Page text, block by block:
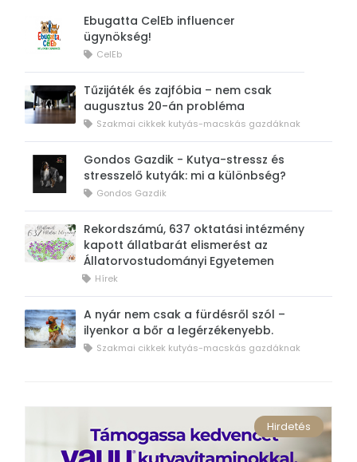
Ebugatta CelEb influencer
ügynökség!
CelEb
Tűzijáték és zajfóbia – nem csak
augusztus 20-án probléma
Szakmai cikkek kutyás-macskás gazdáknak
Gondos Gazdik - Kutya-stressz és
stresszelő kutyák: mi a különbség?
Gondos Gazdik
Rekordszámú, 637 oktatási intézmény
kapott állatbarát elismerést az
Állatorvostudományi Egyetemen
Hírek
A nyár nem csak a fürdésről szól –
ilyenkor a bőr a legérzékenyebb.
Szakmai cikkek kutyás-macskás gazdáknak
Hirdetés